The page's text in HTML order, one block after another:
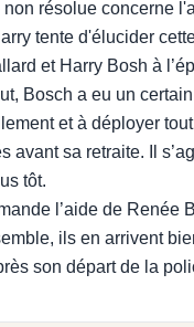
non résolue concerne
tente d'élucider
et Harry Bosh à
Bosch a eu un
et à déployer
avant sa retraite. Il
tôt.
l’aide de Renée
ils en arrivent
son départ de la